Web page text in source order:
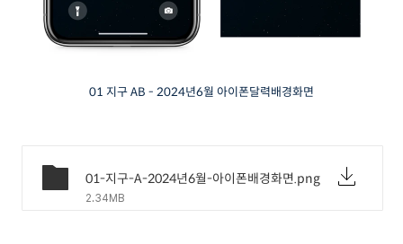
01 지구 AB - 2024년6월 아이폰달력배경화면
01-지구-A-2024년6월-아이폰배경화면.png
2.34MB